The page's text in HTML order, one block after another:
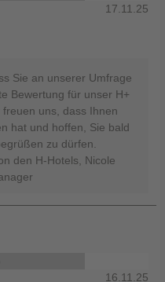
17.11.25
Sie an unserer Umfrage
Bewertung für unser H+
uns, dass Ihnen
hat und hoffen, Sie bald
zu dürfen.
den H-Hotels, Nicole
16.11.25